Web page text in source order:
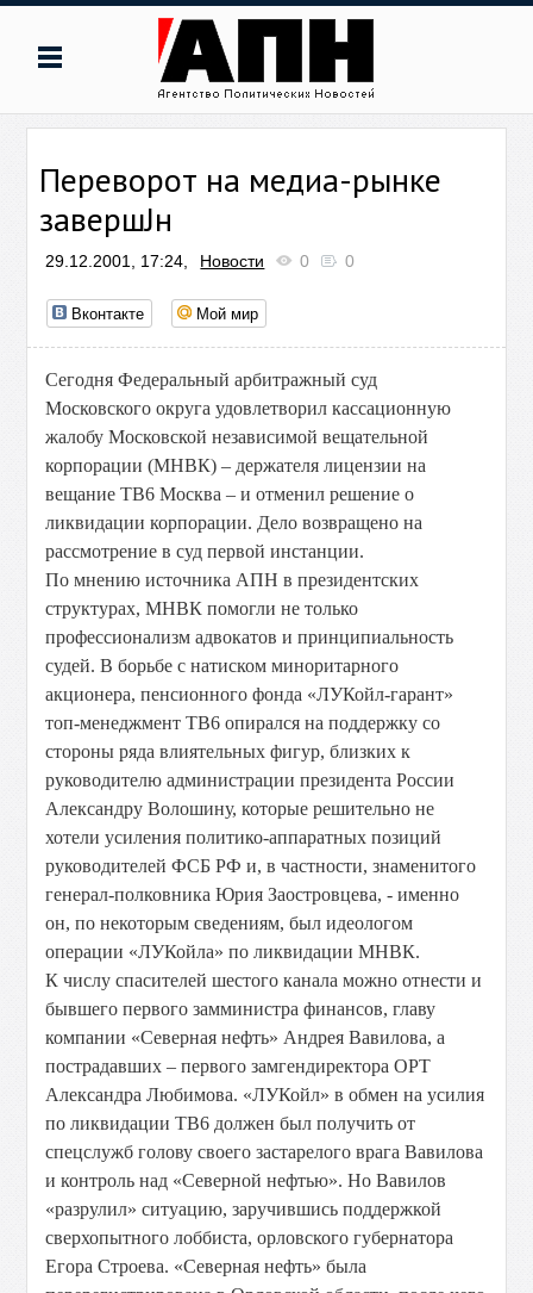
Переворот на медиа-рынке
завершЈн
29.12.2001, 17:24, Новости 0 0
Вконтакте Мой мир
Сегодня Федеральный арбитражный суд
Московского округа удовлетворил кассационную
жалобу Московской независимой вещательной
корпорации (МНВК) – держателя лицензии на
вещание ТВ6 Москва – и отменил решение о
ликвидации корпорации. Дело возвращено на
рассмотрение в суд первой инстанции.
По мнению источника АПН в президентских
структурах, МНВК помогли не только
профессионализм адвокатов и принципиальность
судей. В борьбе с натиском миноритарного
акционера, пенсионного фонда «ЛУКойл-гарант»
топ-менеджмент ТВ6 опирался на поддержку со
стороны ряда влиятельных фигур, близких к
руководителю администрации президента России
Александру Волошину, которые решительно не
хотели усиления политико-аппаратных позиций
руководителей ФСБ РФ и, в частности, знаменитого
генерал-полковника Юрия Заостровцева, - именно
он, по некоторым сведениям, был идеологом
операции «ЛУКойла» по ликвидации МНВК.
К числу спасителей шестого канала можно отнести и
бывшего первого замминистра финансов, главу
компании «Северная нефть» Андрея Вавилова, а
пострадавших – первого замгендиректора ОРТ
Александра Любимова. «ЛУКойл» в обмен на усилия
по ликвидации ТВ6 должен был получить от
спецслужб голову своего застарелого врага Вавилова
и контроль над «Северной нефтью». Но Вавилов
«разрулил» ситуацию, заручившись поддержкой
сверхопытного лоббиста, орловского губернатора
Егора Строева. «Северная нефть» была